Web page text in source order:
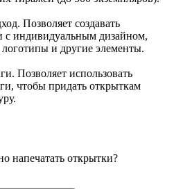
Позволяет создавать
с индивидуальным дизайном,
и другие элементы.
Позволяет использовать
чтобы придать открыткам
напечатать открытки?